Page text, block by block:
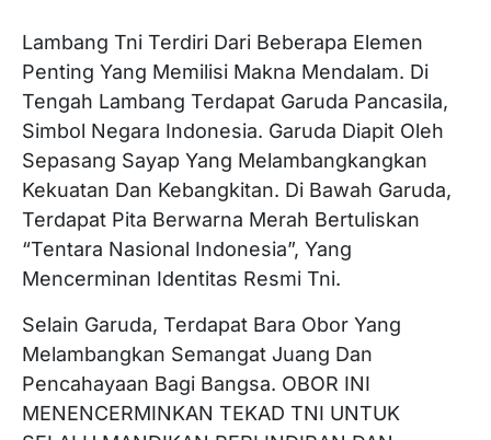
Lambang Tni Terdiri Dari Beberapa Elemen
Penting Yang Memilisi Makna Mendalam. Di
Tengah Lambang Terdapat Garuda Pancasila,
Simbol Negara Indonesia. Garuda Diapit Oleh
Sepasang Sayap Yang Melambangkangkan
Kekuatan Dan Kebangkitan. Di Bawah Garuda,
Terdapat Pita Berwarna Merah Bertuliskan
“Tentara Nasional Indonesia”, Yang
Mencerminan Identitas Resmi Tni.
Selain Garuda, Terdapat Bara Obor Yang
Melambangkan Semangat Juang Dan
Pencahayaan Bagi Bangsa. OBOR INI
MENENCERMINKAN TEKAD TNI UNTUK